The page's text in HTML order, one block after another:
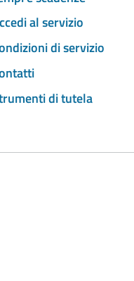
al servizio
di servizio
di tutela